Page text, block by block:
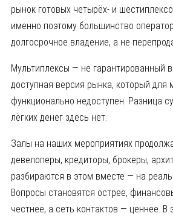
рынок готовых четырёх- и
именно поэтому большинство
долгосрочное владение, а не
Мультиплексы — не гарантированный
доступная версия рынка, который для
функционально недоступен. Разница
лёгких денег здесь нет.
Залы на наших мероприятиях
девелоперы, кредиторы, брокеры,
разбираются в этом вместе — на
Вопросы становятся острее,
честнее, а сеть контактов — ценнее.